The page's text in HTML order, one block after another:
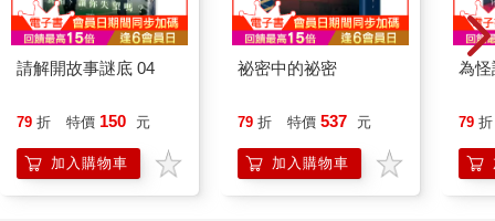
請解開故事謎底 04
79 折 特價 150 元
加入購物車
祕密中的祕密
79 折 特價 537 元
加入購物車
為怪
79 折